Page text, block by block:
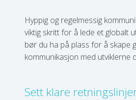
Hyppig og regelmessig
viktig skritt for å lede et globalt
bør du ha på plass for å skape
kommunikasjon med utviklerne
Sett klare